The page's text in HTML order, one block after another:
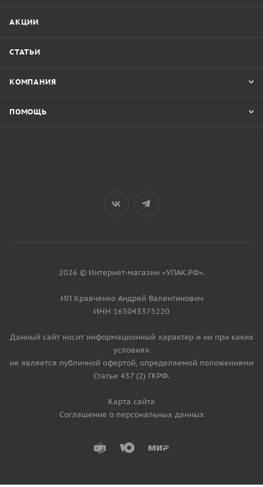
АКЦИИ
СТАТЬИ
КОМПАНИЯ
ПОМОЩЬ
2026 © Интернет-магазин «УПАК.РФ».
ИП Кравченко Андрей Валентинович
ИНН 165043375220
Данный сайт носит информационный характер и ни при каких
условиях
не является публичной офертой, определяемой положениями
Статьи 437 (2) ГКРФ.
Карта сайта
Соглашение о персональных данных